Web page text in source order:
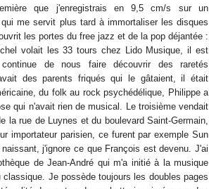
que j'enregistrais en 9,5 cm/s sur un
me servit plus tard à immortaliser les disques
les portes du free jazz et de la pop déjantée :
volait les 33 tours chez Lido Musique, il est
de nous faire découvrir des raretés
des parents friqués qui le gâtaient, il était
du folk au rock psychédélique, Philippe a
qui n'avait rien de musical. Le troisième vendait
la rue de Luynes et du boulevard Saint-Germain,
importateur parisien, ce furent par exemple Sun
j'ignore ce que François est devenu. J'ai
de Jean-André qui m'a initié à la musique
Je possède toujours les doubles pages